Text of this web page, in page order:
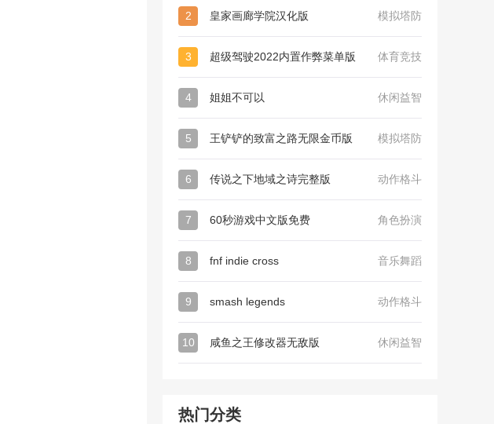
2 皇家画廊学院汉化版 模拟塔防
3 超级驾驶2022内置作弊菜单版 体育竞技
4 姐姐不可以 休闲益智
5 王铲铲的致富之路无限金币版 模拟塔防
6 传说之下地域之诗完整版 动作格斗
7 60秒游戏中文版免费 角色扮演
8 fnf indie cross 音乐舞蹈
9 smash legends 动作格斗
10 咸鱼之王修改器无敌版 休闲益智
热门分类